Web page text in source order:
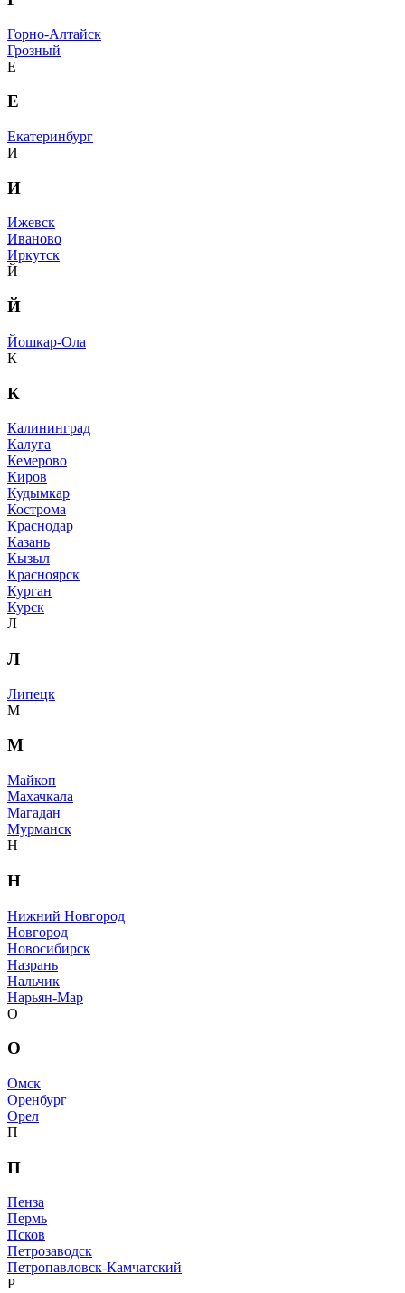
Горно-Алтайск
Грозный
Е
Е
Екатеринбург
И
И
Ижевск
Иваново
Иркутск
Й
Й
Йошкар-Ола
К
К
Калининград
Калуга
Кемерово
Киров
Кудымкар
Кострома
Краснодар
Казань
Кызыл
Красноярск
Курган
Курск
Л
Л
Липецк
М
М
Майкоп
Махачкала
Магадан
Мурманск
Н
Н
Нижний Новгород
Новгород
Новосибирск
Назрань
Нальчик
Нарьян-Мар
О
О
Омск
Оренбург
Орел
П
П
Пенза
Пермь
Псков
Петрозаводск
Петропавловск-Камчатский
Р